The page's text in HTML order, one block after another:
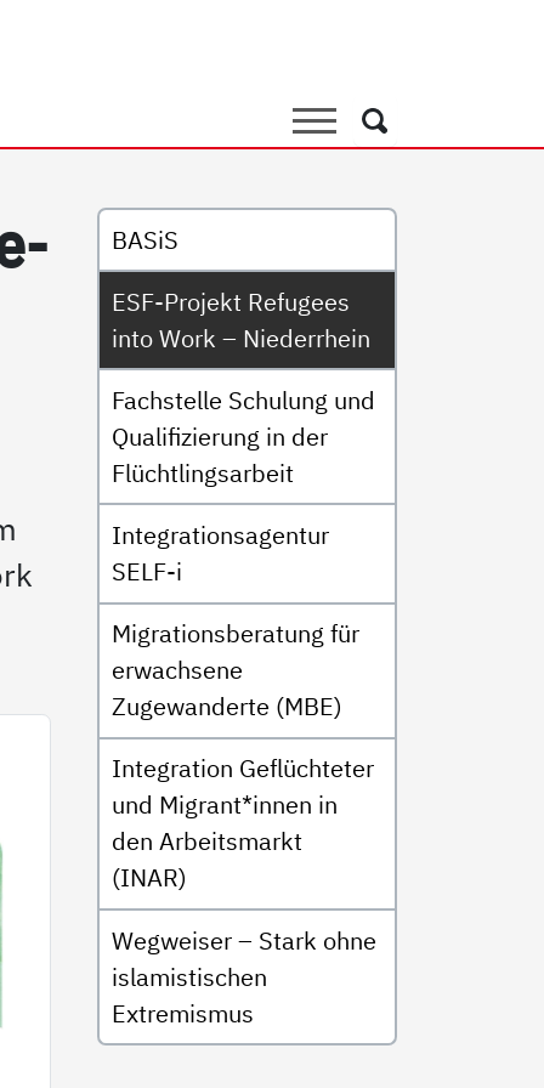
Suche
Suche
Untermenü
BASiS
ESF-Projekt Refugees
into Work – Niederrhein
Fachstelle Schulung und
Qualifizierung in der
Flüchtlingsarbeit
Integrationsagentur
SELF-i
Migrationsberatung für
erwachsene
Zugewanderte (MBE)
Integration Geflüchteter
und Migrant*innen in
den Arbeitsmarkt
(INAR)
Wegweiser – Stark ohne
islamistischen
Extremismus